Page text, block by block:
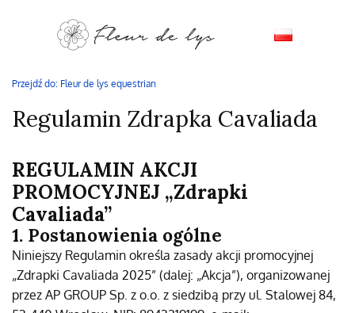
Przejdź do: Fleur de lys equestrian
Regulamin Zdrapka Cavaliada
REGULAMIN AKCJI
PROMOCYJNEJ „Zdrapki
Cavaliada”
1. Postanowienia ogólne
Niniejszy Regulamin określa zasady akcji promocyjnej
„Zdrapki Cavaliada 2025” (dalej: „Akcja”), organizowanej
przez AP GROUP Sp. z o.o. z siedzibą przy ul. Stalowej 84,